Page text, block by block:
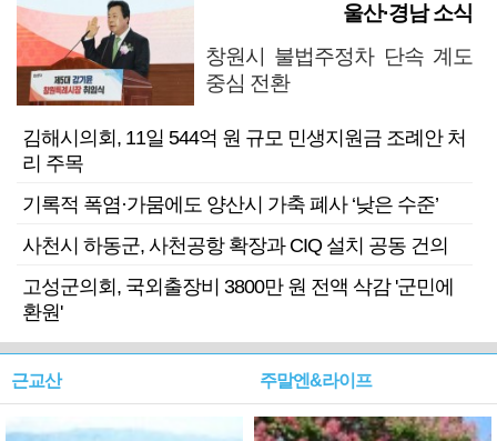
울산·경남 소식
창원시 불법주정차 단속 계도
중심 전환
김해시의회, 11일 544억 원 규모 민생지원금 조례안 처
리 주목
기록적 폭염·가뭄에도 양산시 가축 폐사 ‘낮은 수준’
사천시 하동군, 사천공항 확장과 CIQ 설치 공동 건의
고성군의회, 국외출장비 3800만 원 전액 삭감 '군민에
환원'
근교산 주말엔&라이프